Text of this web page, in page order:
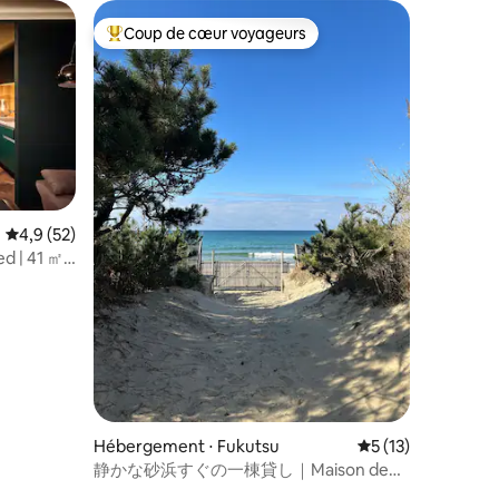
!
difficilement visible, À votre arrivée à
« Camu Tsubaki-yama », nous vous
ferons visiter les lieux.
la nature d'Akizuki
: 4,75 sur 5
Évaluation moyenne sur la base de 52 commentaires : 4,9 sur 5
4,9 (52)
| 41 ㎡
Coups de cœur voyageurs les plus appréciés
Coup de cœur voyageurs
Hébergement ⋅ Fukutsu Évaluation
5 (13)
静かな砂浜すぐの一棟貸し｜Maison de